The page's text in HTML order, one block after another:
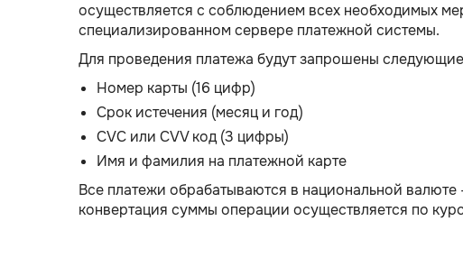
осуществляется с соблюдением всех необходимых
специализированном сервере платежной системы.
Для проведения платежа будут запрошены
Номер карты (16 цифр)
Срок истечения (месяц и год)
CVC или CVV код (3 цифры)
Имя и фамилия на платежной карте
Все платежи обрабатываются в национальной
конвертация суммы операции осуществляется по